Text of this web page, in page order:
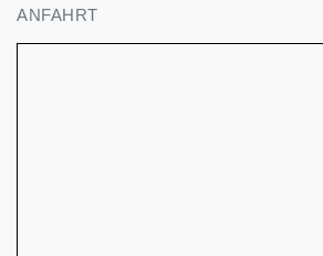
ANFAHRT